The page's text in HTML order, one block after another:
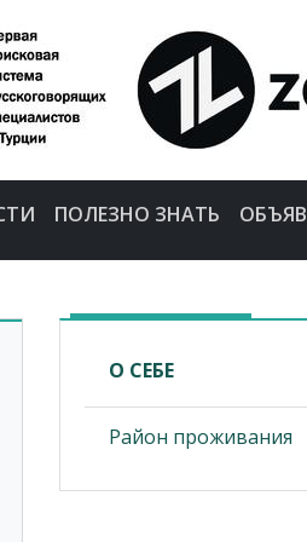
ПОЛЕЗНО ЗНАТЬ
О СЕБЕ
Район проживания